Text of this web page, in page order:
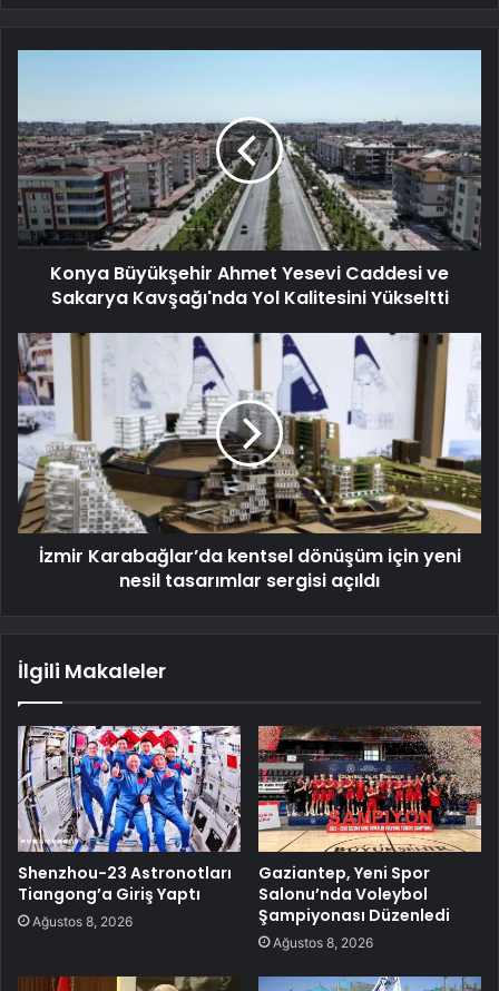
Konya Büyükşehir Ahmet Yesevi Caddesi ve
Sakarya Kavşağı'nda Yol Kalitesini Yükseltti
İzmir Karabağlar’da kentsel dönüşüm için yeni
nesil tasarımlar sergisi açıldı
İlgili Makaleler
Shenzhou-23 Astronotları
Tiangong’a Giriş Yaptı
Ağustos 8, 2026
Gaziantep, Yeni Spor
Salonu’nda Voleybol
Şampiyonası Düzenledi
Ağustos 8, 2026